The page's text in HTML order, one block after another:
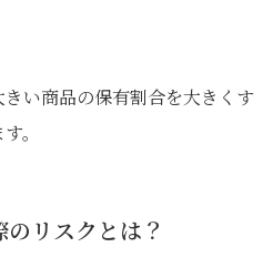
い商品の保有割合を大きくす
。
リスクとは？